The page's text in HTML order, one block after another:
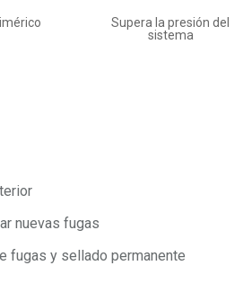
Supera la presión del
sistema
nuevas fugas
fugas y sellado permanente